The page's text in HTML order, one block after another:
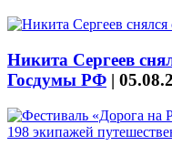
Никита Сергеев
Госдумы РФ |